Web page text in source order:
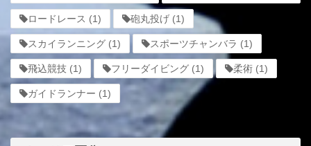
ロードレース (1) 砲丸投げ (1)
スカイランニング (1) スポーツチャンバラ (1)
飛込競技 (1) フリーダイビング (1) 柔術 (1)
ガイドランナー (1)